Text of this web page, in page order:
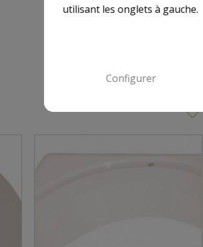
9 AUTRES PRODUITS
PANIER SKIMMER CERTIKIN
utilisant les onglets à gauche.
Configurer